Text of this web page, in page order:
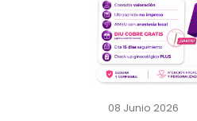
08 Junio 2026